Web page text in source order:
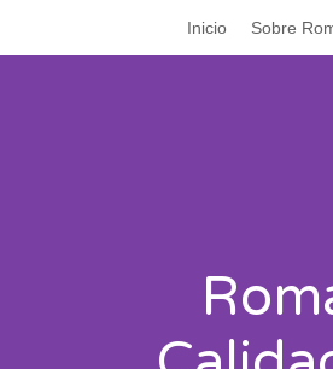
Inicio Sobre